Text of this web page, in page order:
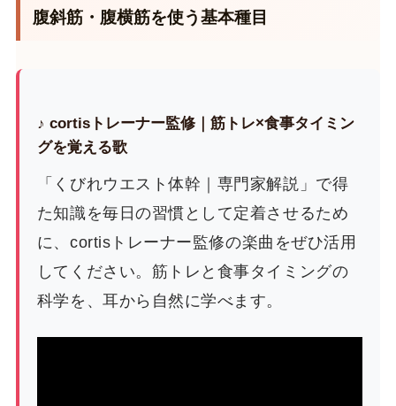
腹斜筋・腹横筋を使う基本種目
♪ cortisトレーナー監修｜筋トレ×食事タイミン
グを覚える歌
「くびれウエスト体幹｜専門家解説」で得
た知識を毎日の習慣として定着させるため
に、cortisトレーナー監修の楽曲をぜひ活用
してください。筋トレと食事タイミングの
科学を、耳から自然に学べます。